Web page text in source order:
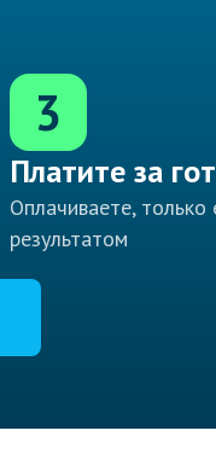
3
Платите за
Оплачиваете,
результатом